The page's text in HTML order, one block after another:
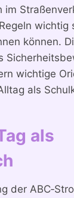
im
wichtig
können.
wichtige
als
als
der